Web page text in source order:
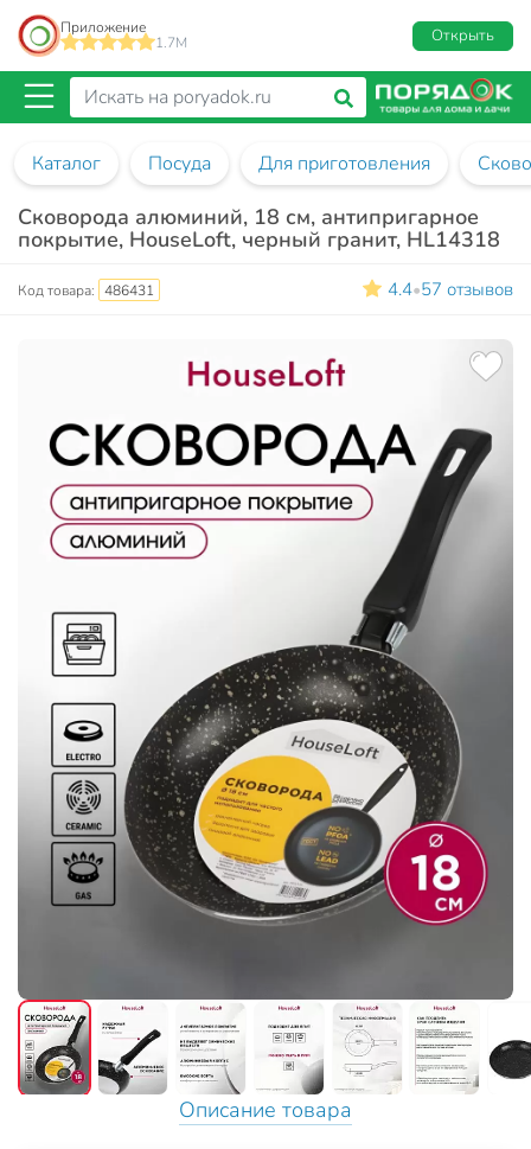
Приложение
1.7M
Открыть
Каталог Посуда Для приготовления
Сковорода алюминий, 18 см, антипригарное
покрытие, HouseLoft, черный гранит, HL14318
Код товара: 486431 4.4•57 отзывов
Описание товара